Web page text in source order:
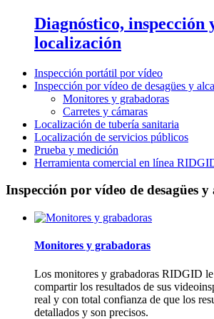
Diagnóstico, inspección
localización
Inspección portátil por vídeo
Inspección por vídeo de desagües y
Monitores y grabadoras
Carretes y cámaras
Localización de tubería sanitaria
Localización de servicios públicos
Prueba y medición
Herramienta comercial en línea
Inspección por vídeo de desagües
Monitores y grabadoras
Los monitores y grabadoras RIDGID
compartir los resultados de sus
real y con total confianza de que los
detallados y son precisos.